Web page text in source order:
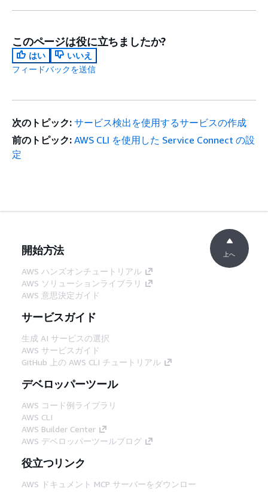
このページは役に立ちましたか?
はい
いいえ
フィードバックを送信
次のトピック: サービス検出を使用するサービスの作成
前のトピック: AWS CLI を使用した Service Connect の設
定
開始方法
AWS ハンズオンチュートリアル
AWS ソリューションライブラリ
AWS 意思決定ガイド
サービスガイド
生成 AI サービスの選択
AWS サービスガイド
GitHub 上の AWS CLI チュートリアル
デベロッパーツール
AWS コード例ライブラリ
AWS CLI
AWS Builder Center
AWS デベロッパーツールブログ
役立つリンク
AWS ドキュメント MCP サーバーをダウンロー
上へ